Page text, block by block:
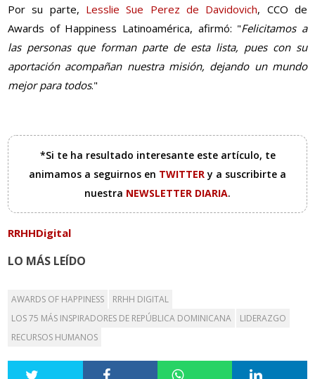
Por su parte, Lesslie Sue Perez de Davidovich, CCO de
Awards of Happiness Latinoamérica, afirmó: "Felicitamos a
las personas que forman parte de esta lista, pues con su
aportación acompañan nuestra misión, dejando un mundo
mejor para todos."
*Si te ha resultado interesante este artículo, te
animamos a seguirnos en TWITTERy a suscribirte a
nuestra NEWSLETTER DIARIA.
RRHHDigital
LO MÁS LEÍDO
AWARDS OF HAPPINESS
RRHH DIGITAL
LOS 75 MÁS INSPIRADORES DE REPÚBLICA DOMINICANA
LIDERAZGO
RECURSOS HUMANOS